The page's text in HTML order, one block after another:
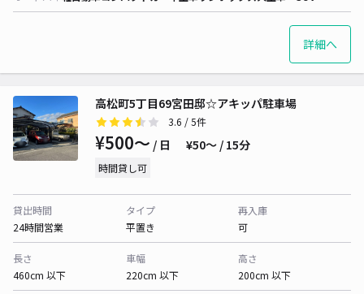
詳細へ
高松町5丁目69宮田邸☆アキッパ駐車場
3.6 / 5件
¥500〜 / 日 ¥50〜 / 15分
時間貸し可
貸出時間
24時間営業
タイプ
平置き
再入庫
可
長さ
460cm 以下
車幅
220cm 以下
高さ
200cm 以下